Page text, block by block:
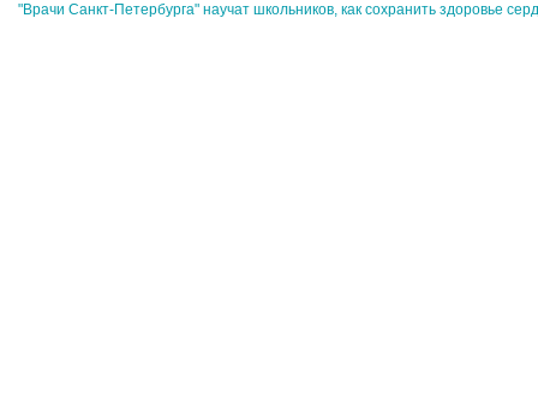
"Врачи Санкт-Петербурга" научат школьников, как сохранить здоровье